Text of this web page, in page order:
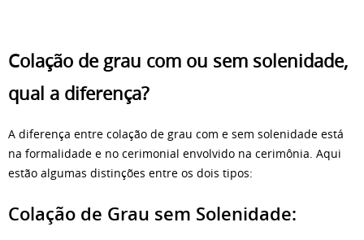
Colação de grau com ou sem solenidade,
qual a diferença?
A diferença entre colação de grau com e sem solenidade está
na formalidade e no cerimonial envolvido na cerimônia. Aqui
estão algumas distinções entre os dois tipos:
Colação de Grau sem Solenidade: